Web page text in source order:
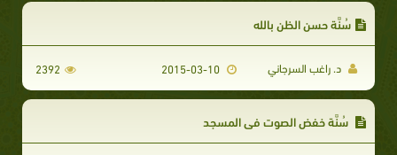
سُنَّة حسن الظن بالله
د. راغب السرجاني 2015-03-10
2392
سُنَّة خفض الصوت في المسجد